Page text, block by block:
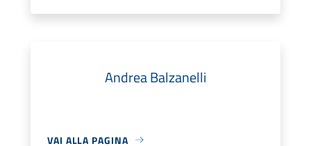
Andrea Balzanelli
VAI ALLA PAGINA